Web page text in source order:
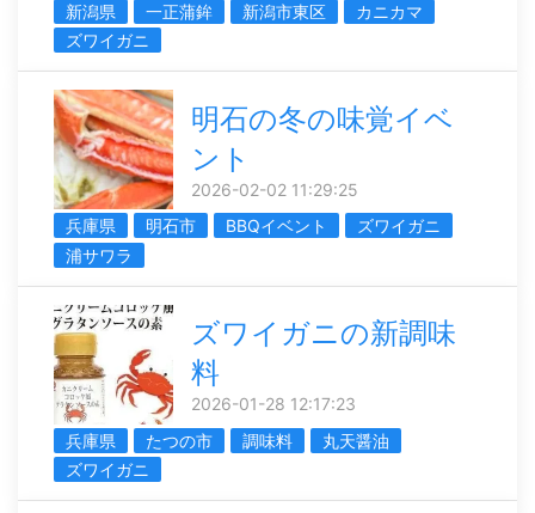
新潟県 一正蒲鉾 新潟市東区
カニカマ
ズワイガニ
明石の冬の味覚イベ
ント
2026-02-02 11:29:25
兵庫県
明石市 BBQイベント
ズワイガニ
浦サワラ
ズワイガニの新調味
料
2026-01-28 12:17:23
兵庫県
たつの市 調味料
丸天醤油
ズワイガニ